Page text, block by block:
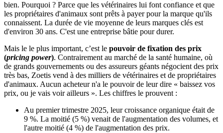
bien. Pourquoi ? Parce que les vétérinaires lui font confiance et que
les propriétaires d'animaux sont prêts à payer pour la marque qu'ils
connaissent. La durée de vie moyenne de leurs marques clés est
d'environ 30 ans. C'est une entreprise bâtie pour durer.
Mais le le plus important, c’est le pouvoir de fixation des prix
(pricing power). Contrairement au marché de la santé humaine, où
de grands gouvernements ou des assureurs géants négocient des prix
très bas, Zoetis vend à des milliers de vétérinaires et de propriétaires
d'animaux. Aucun acheteur n'a le pouvoir de leur dire « baissez vos
prix, ou je vais voir ailleurs ». Les chiffres le prouvent :
Au premier trimestre 2025, leur croissance organique était de
9 %. La moitié (5 %) venait de l'augmentation des volumes, et
l'autre moitié (4 %) de l'augmentation des prix.